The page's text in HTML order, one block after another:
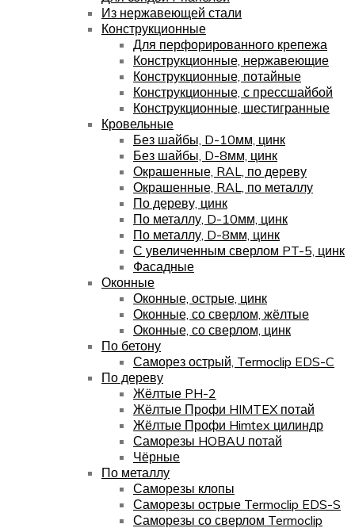
Из нержавеющей стали
Конструкционные
Для перфорированного крепежа
Конструкционные, нержавеющие
Конструкционные, потайные
Конструкционные, с прессшайбой
Конструкционные, шестигранные
Кровельные
Без шайбы, D-10мм, цинк
Без шайбы, D-8мм, цинк
Окрашенные, RAL, по дереву
Окрашенные, RAL, по металлу
По дереву, цинк
По металлу, D-10мм, цинк
По металлу, D-8мм, цинк
С увеличенным сверлом PT-5, цинк
Фасадные
Оконные
Оконные, острые, цинк
Оконные, со сверлом, жёлтые
Оконные, со сверлом, цинк
По бетону
Саморез острый, Termoclip EDS-C
По дереву
Жёлтые PH-2
Жёлтые Профи HIMTEX потай
Жёлтые Профи Himtex цилиндр
Саморезы HOBAU потай
Чёрные
По металлу
Саморезы клопы
Саморезы острые Termoclip EDS-S
Саморезы со сверлом Termoclip